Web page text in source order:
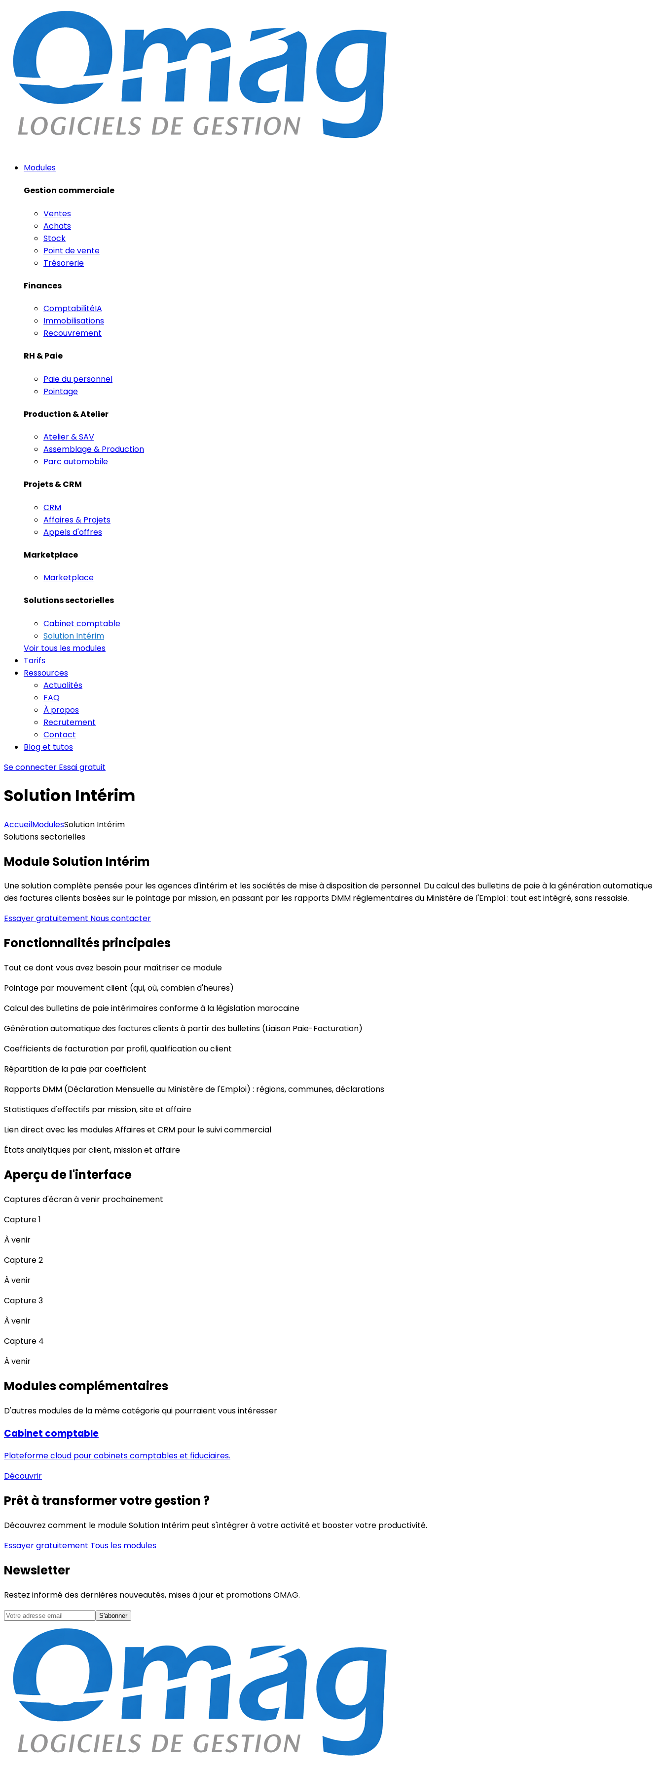
Modules
Gestion commerciale
Ventes
Achats
Stock
Point de vente
Trésorerie
Finances
ComptabilitéIA
Immobilisations
Recouvrement
RH & Paie
Paie du personnel
Pointage
Production & Atelier
Atelier & SAV
Assemblage & Production
Parc automobile
Projets & CRM
CRM
Affaires & Projets
Appels d'offres
Marketplace
Marketplace
Solutions sectorielles
Cabinet comptable
Solution Intérim
Voir tous les modules
Tarifs
Ressources
Actualités
FAQ
À propos
Recrutement
Contact
Blog et tutos
Se connecter Essai gratuit
Solution Intérim
AccueilModulesSolution Intérim
Solutions sectorielles
Module Solution Intérim
Une solution complète pensée pour les agences d'intérim et les sociétés de mise à disposition de personnel. Du calcul des bulletins de paie à la génération automatique
des factures clients basées sur le pointage par mission, en passant par les rapports DMM réglementaires du Ministère de l'Emploi : tout est intégré, sans ressaisie.
Essayer gratuitement Nous contacter
Fonctionnalités principales
Tout ce dont vous avez besoin pour maîtriser ce module
Pointage par mouvement client (qui, où, combien d'heures)
Calcul des bulletins de paie intérimaires conforme à la législation marocaine
Génération automatique des factures clients à partir des bulletins (Liaison Paie-Facturation)
Coefficients de facturation par profil, qualification ou client
Répartition de la paie par coefficient
Rapports DMM (Déclaration Mensuelle au Ministère de l'Emploi) : régions, communes, déclarations
Statistiques d'effectifs par mission, site et affaire
Lien direct avec les modules Affaires et CRM pour le suivi commercial
États analytiques par client, mission et affaire
Aperçu de l'interface
Captures d'écran à venir prochainement
Capture 1
À venir
Capture 2
À venir
Capture 3
À venir
Capture 4
À venir
Modules complémentaires
D'autres modules de la même catégorie qui pourraient vous intéresser
Cabinet comptable
Plateforme cloud pour cabinets comptables et fiduciaires.
Découvrir
Prêt à transformer votre gestion ?
Découvrez comment le module Solution Intérim peut s'intégrer à votre activité et booster votre productivité.
Essayer gratuitement Tous les modules
Newsletter
Restez informé des dernières nouveautés, mises à jour et promotions OMAG.
S'abonner